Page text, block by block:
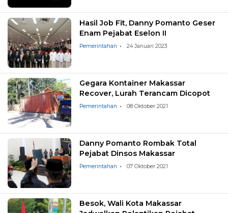
Hasil Job Fit, Danny Pomanto Geser
Enam Pejabat Eselon II
Pemerintahan 24 Januari 2023
Gegara Kontainer Makassar
Recover, Lurah Terancam Dicopot
Pemerintahan 08 Oktober 2021
Danny Pomanto Rombak Total
Pejabat Dinsos Makassar
Pemerintahan 07 Oktober 2021
Besok, Wali Kota Makassar